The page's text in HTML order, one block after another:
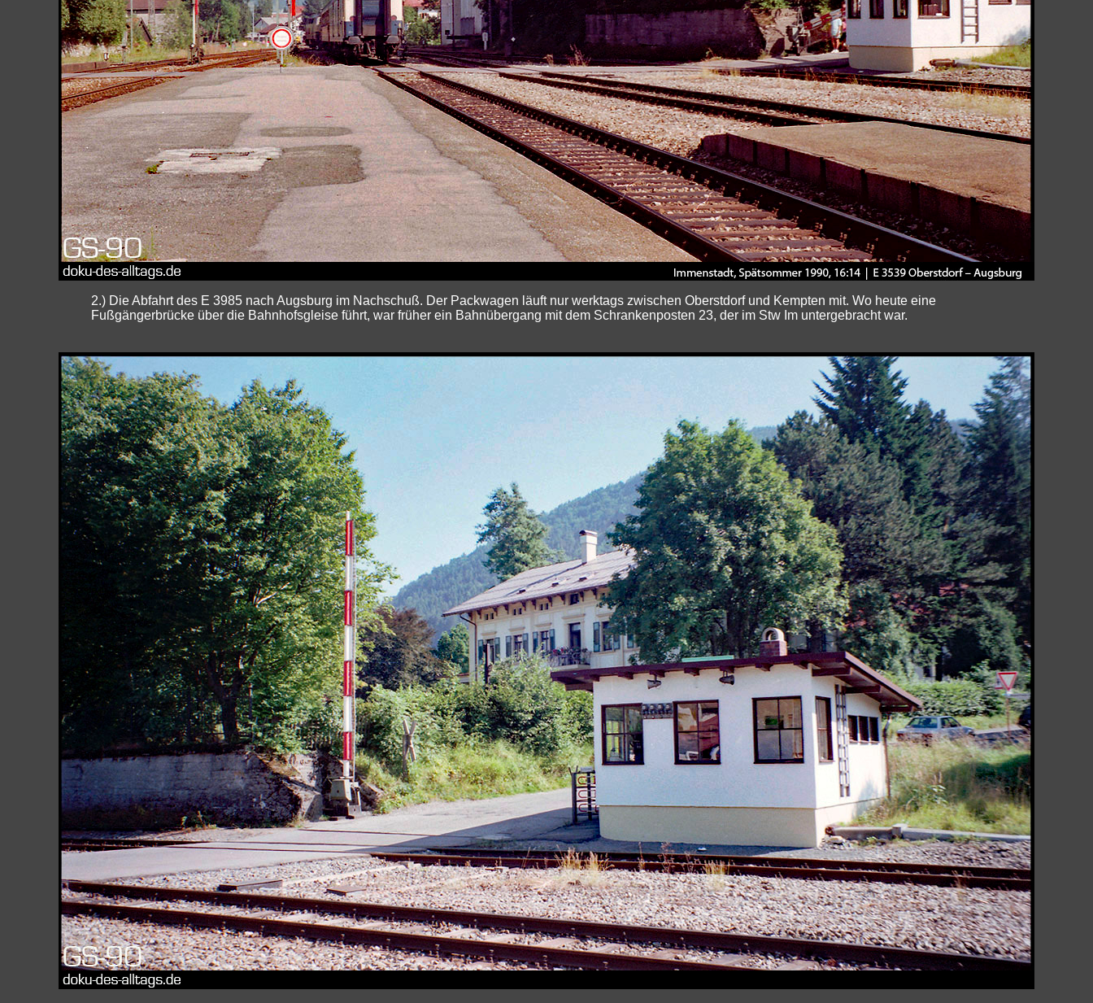
2.) Die Abfahrt des E 3985 nach Augsburg im Nachschuß. Der Packwagen läuft nur werktags zwischen Oberstdorf und Kempten mit. Wo heute eine
Fußgängerbrücke über die Bahnhofsgleise führt, war früher ein Bahnübergang mit dem Schrankenposten 23, der im Stw Im untergebracht war.